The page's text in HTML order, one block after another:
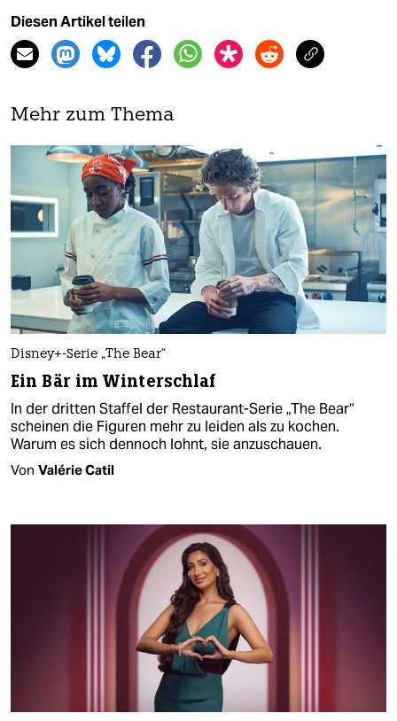
Diesen Artikel teilen
Mehr zum Thema
Disney+-Serie „The Bear“
Ein Bär im Winterschlaf
In der dritten Staffel der Restaurant-Serie „The Bear“
scheinen die Figuren mehr zu leiden als zu kochen.
Warum es sich dennoch lohnt, sie anzuschauen.
Von Valérie Catil